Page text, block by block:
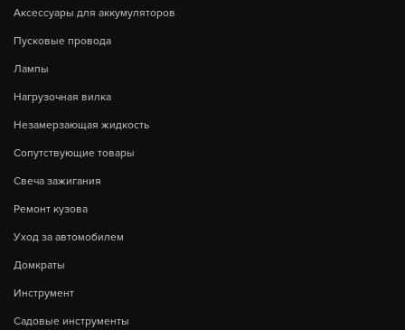
Аксессуары для аккумуляторов
Пусковые провода
Лампы
Нагрузочная вилка
Незамерзающая жидкость
Сопутствующие товары
Свеча зажигания
Ремонт кузова
Уход за автомобилем
Домкраты
Инструмент
Садовые инструменты